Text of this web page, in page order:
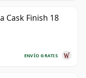
Cask Finish 18
ENVÍO GRATIS